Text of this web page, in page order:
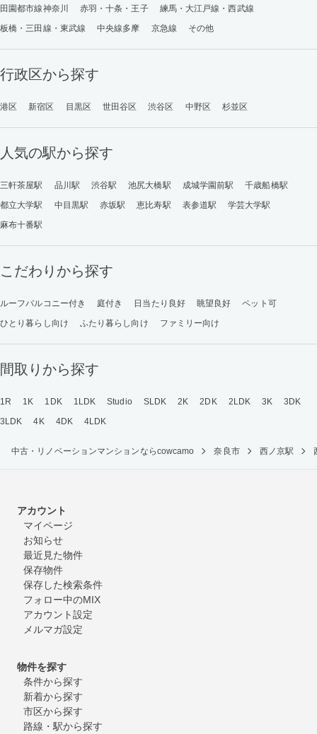
田園都市線神奈川
赤羽・十条・王子
練馬・大江戸線・西武線
板橋・三田線・東武線
中央線多摩 京急線 その他
行政区から探す
港区 新宿区 目黒区 世田谷区 渋谷区 中野区 杉並区
人気の駅から探す
三軒茶屋駅 品川駅 渋谷駅 池尻大橋駅 成城学園前駅
千歳船橋駅
都立大学駅
中目黒駅 赤坂駅 恵比寿駅 表参道駅
学芸大学駅
麻布十番駅
こだわりから探す
ルーフバルコニー付き 庭付き 日当たり良好 眺望良好
ペット可
ひとり暮らし向け
ふたり暮らし向け ファミリー向け
間取りから探す
1R 1K 1DK 1LDK Studio SLDK 2K 2DK 2LDK 3K
3DK
3LDK
4K 4DK 4LDK
中古・リノベーションマンションならcowcamo 奈良市 西ノ京駅
アカウント
マイページ
お知らせ
最近見た物件
保存物件
保存した検索条件
フォロー中のMIX
アカウント設定
メルマガ設定
物件を探す
条件から探す
新着から探す
市区から探す
路線・駅から探す